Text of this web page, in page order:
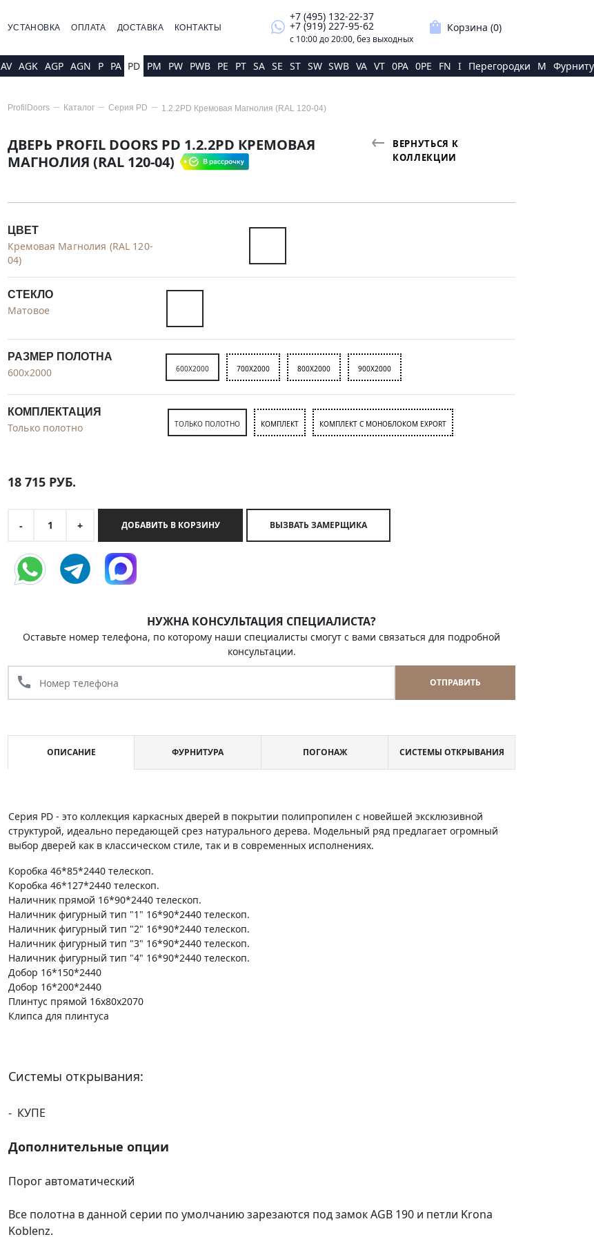
УСТАНОВКА ОПЛАТА ДОСТАВКА КОНТАКТЫ whatsapp
+7 (495) 132-22-37
+7 (919) 227-95-62
с 10:00 до 20:00, без выходных
shopping_bag Корзина (0)
AV AGK AGP AGN P PA PD PM PW PWB PE PT SA SE ST SW SWB VA VT 0PA 0PE FN I Перегородки M
ProfilDoors Каталог Серия PD 1.2.2PD Кремовая Магнолия (RAL 120-04)
ДВЕРЬ PROFIL DOORS PD 1.2.2PD КРЕМОВАЯ
МАГНОЛИЯ (RAL 120-04)
ВЕРНУТЬСЯ К
КОЛЛЕКЦИИ
ЦВЕТ
Кремовая Магнолия (RAL 120-
04)
СТЕКЛО
Матовое
РАЗМЕР ПОЛОТНА
600x2000 600X2000 700X2000 800X2000 900X2000
КОМПЛЕКТАЦИЯ
Только полотно ТОЛЬКО ПОЛОТНО КОМПЛЕКТ КОМПЛЕКТ С МОНОБЛОКОМ EXPORT
18 715 РУБ.
- 1 + ДОБАВИТЬ В КОРЗИНУ ВЫЗВАТЬ ЗАМЕРЩИКА
НУЖНА КОНСУЛЬТАЦИЯ СПЕЦИАЛИСТА?
Оставьте номер телефона, по которому наши специалисты смогут с вами связаться для подробной
консультации.
call ОТПРАВИТЬ
ОПИСАНИЕ ФУРНИТУРА ПОГОНАЖ СИСТЕМЫ ОТКРЫВАНИЯ
Серия PD - это коллекция каркасных дверей в покрытии полипропилен с новейшей эксклюзивной
структурой, идеально передающей срез натурального дерева. Модельный ряд предлагает огромный
выбор дверей как в классическом стиле, так и в современных исполнениях.
Коробка 46*85*2440 телескоп.
Коробка 46*127*2440 телескоп.
Наличник прямой 16*90*2440 телескоп.
Наличник фигурный тип "1" 16*90*2440 телескоп.
Наличник фигурный тип "2" 16*90*2440 телескоп.
Наличник фигурный тип "3" 16*90*2440 телескоп.
Наличник фигурный тип "4" 16*90*2440 телескоп.
Добор 16*150*2440
Добор 16*200*2440
Плинтус прямой 16х80х2070
Клипса для плинтуса
Системы открывания:
- КУПЕ
Дополнительные опции
Порог автоматический
Все полотна в данной серии по умолчанию зарезаются под замок AGB 190 и петли Krona
Koblenz.